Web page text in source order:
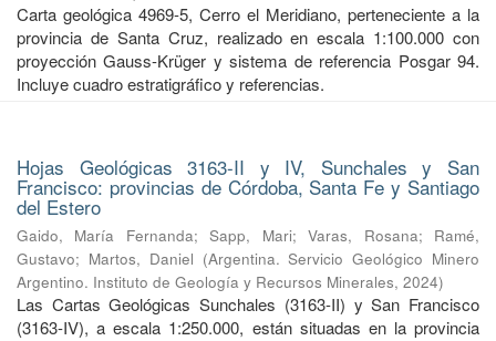
Carta geológica 4969-5, Cerro el Meridiano, perteneciente a la
provincia de Santa Cruz, realizado en escala 1:100.000 con
proyección Gauss-Krüger y sistema de referencia Posgar 94.
Incluye cuadro estratigráfico y referencias.
Hojas Geológicas 3163-II y IV, Sunchales y San
Francisco: provincias de Córdoba, Santa Fe y Santiago
del Estero
Gaido, María Fernanda;Sapp, Mari;Varas, Rosana; Ramé,
Gustavo; Martos, Daniel (Argentina. Servicio Geológico Minero
Argentino. Instituto de Geología y Recursos Minerales, 2024)
Las Cartas Geológicas Sunchales (3163-II) y San Francisco
(3163-IV), a escala 1:250.000, están situadas en la provincia